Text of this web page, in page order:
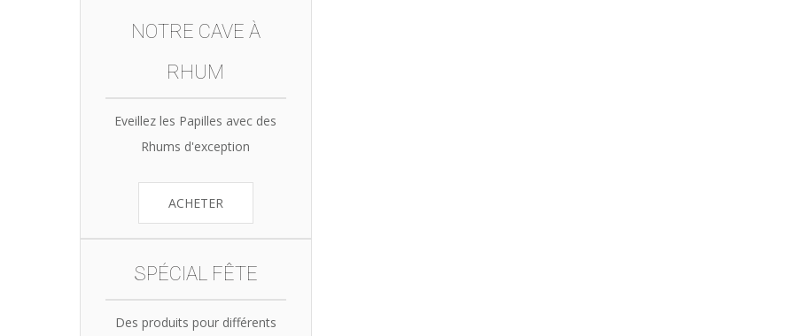
NOTRE CAVE À
RHUM
Eveillez les Papilles avec des
Rhums d'exception
ACHETER
SPÉCIAL FÊTE
Des produits pour différents